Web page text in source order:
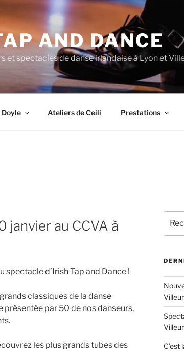
AND DANCE
et spectacles de danse irlandaise à Lyon et
Doyle Ateliers de Ceili Prestations
janvier au CCVA à
spectacle d’Irish Tap and Dance !
classiques de la danse
présentée par 50 de nos danseurs,
les plus grands tubes des
pour
: